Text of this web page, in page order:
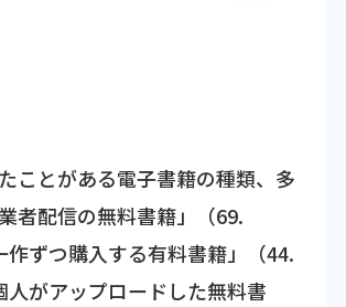
とがある電子書籍の種類、多
者配信の無料書籍」（69.
作ずつ購入する有料書籍」（44.
人がアップロードした無料書